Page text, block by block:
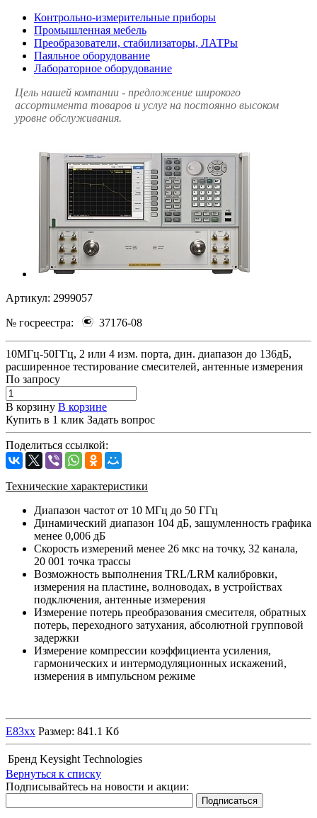
Контрольно-измерительные приборы
Промышленная мебель
Преобразователи, стабилизаторы, ЛАТРы
Паяльное оборудование
Лабораторное оборудование
Цель нашей компании - предложение широкого
ассортимента товаров и услуг на постоянно высоком
уровне обслуживания.
Артикул: 2999057
№ госреестра: 37176-08
10МГц-50ГГц, 2 или 4 изм. порта, дин. диапазон до 136дБ,
расширенное тестирование смесителей, антенные измерения
По запросу
В корзину В корзине
Купить в 1 клик Задать вопрос
Поделиться ссылкой:
Технические характеристики
Диапазон частот от 10 МГц до 50 ГГц
Динамический диапазон 104 дБ, зашумленность графика
менее 0,006 дБ
Скорость измерений менее 26 мкс на точку, 32 канала,
20 001 точка трассы
Возможность выполнения TRL/LRM калибровки,
измерения на пластине, волноводах, в устройствах
подключения, антенные измерения
Измерение потерь преобразования смесителя, обратных
потерь, переходного затухания, абсолютной групповой
задержки
Измерение компрессии коэффициента усиления,
гармонических и интермодуляционных искажений,
измерения в импульсном режиме
E83хх Размер: 841.1 Кб
Бренд Keysight Technologies
Вернуться к списку
Подписывайтесь на новости и акции: